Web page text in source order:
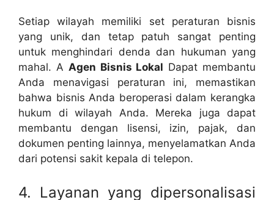
Setiap wilayah memiliki set peraturan bisnis
yang unik, dan tetap patuh sangat penting
untuk menghindari denda dan hukuman yang
mahal. A Agen Bisnis Lokal Dapat membantu
Anda menavigasi peraturan ini, memastikan
bahwa bisnis Anda beroperasi dalam kerangka
hukum di wilayah Anda. Mereka juga dapat
membantu dengan lisensi, izin, pajak, dan
dokumen penting lainnya, menyelamatkan Anda
dari potensi sakit kepala di telepon.
4. Layanan yang dipersonalisasi